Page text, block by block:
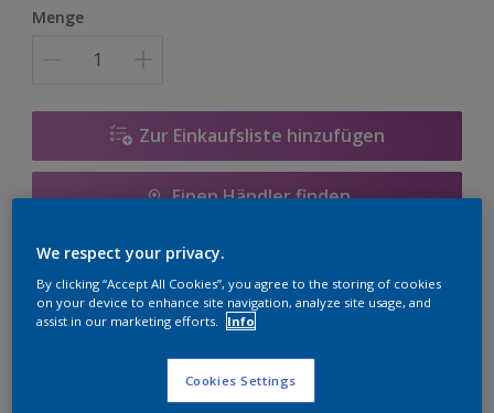
Menge
Zur Einkaufsliste hinzufügen
Einen Händler finden
Besondere Merkmale
We respect your privacy.
By clicking “Accept All Cookies”, you agree to the storing of cookies
on your device to enhance site navigation, analyze site usage, and
assist in our marketing efforts. Info
Cookies Settings